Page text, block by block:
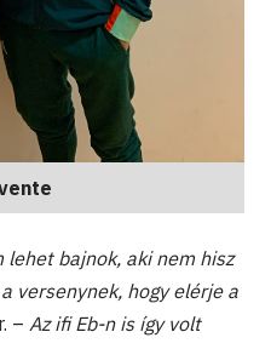
bajnok, aki nem hisz
versenynek, hogy elérje a
– Az ifi Eb-n is így volt